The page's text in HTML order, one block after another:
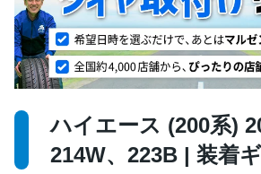
ハイエース (200系)
214W、223B | 装着